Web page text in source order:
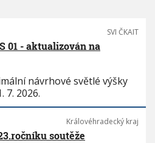
SVI ČKAIT
01 - aktualizován na
návrhové světlé výšky
7. 2026.
Královéhradecký kraj
soutěže